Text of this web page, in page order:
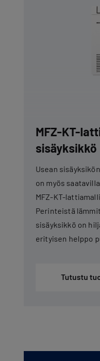
MFZ-KT-
sisäyksikkö
Usean
on myös
MFZ-KT-
Perinteistä
sisäyksikkö on
erityisen helppo
Tutustu